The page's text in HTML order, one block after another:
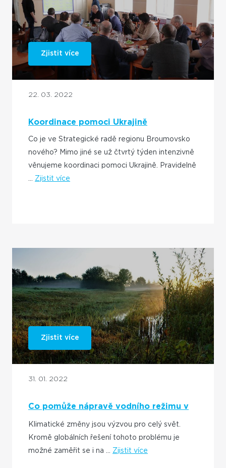
Zjistit více
22. 03. 2022
Koordinace pomoci Ukrajině
Co je ve Strategické radě regionu Broumovsko
nového? Mimo jiné se už čtvrtý týden intenzivně
věnujeme koordinaci pomoci Ukrajině. Pravidelně
... Zjistit více
Zjistit více
31. 01. 2022
Co pomůže nápravě vodního režimu v
Klimatické změny jsou výzvou pro celý svět.
Kromě globálních řešení tohoto problému je
možné zaměřit se i na ... Zjistit více